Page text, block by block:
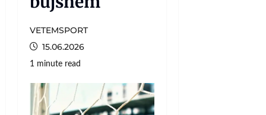
VETEMSPORT
15.06.2026
1 minute read